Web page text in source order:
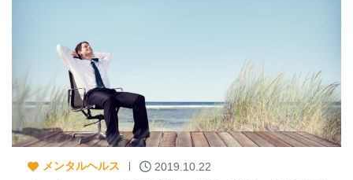
メンタルヘルス 2019.10.22